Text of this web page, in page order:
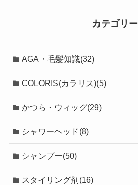
カテゴリー
AGA・毛髪知識(32)
COLORIS(カラリス)(5)
かつら・ウィッグ(29)
シャワーヘッド(8)
シャンプー(50)
スタイリング剤(16)